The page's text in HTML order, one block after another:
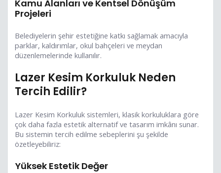
Kamu Alanları ve Kentsel Dönüşüm
Projeleri
Belediyelerin şehir estetiğine katkı sağlamak amacıyla
parklar, kaldırımlar, okul bahçeleri ve meydan
düzenlemelerinde kullanılır.
Lazer Kesim Korkuluk Neden
Tercih Edilir?
Lazer Kesim Korkuluk sistemleri, klasik korkuluklara göre
çok daha fazla estetik alternatif ve tasarım imkânı sunar.
Bu sistemin tercih edilme sebeplerini şu şekilde
özetleyebiliriz:
Yüksek Estetik Değer